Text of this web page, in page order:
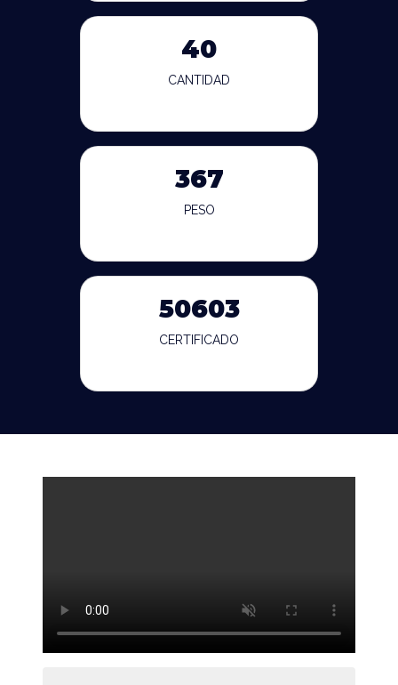
40
CANTIDAD
367
PESO
50603
CERTIFICADO